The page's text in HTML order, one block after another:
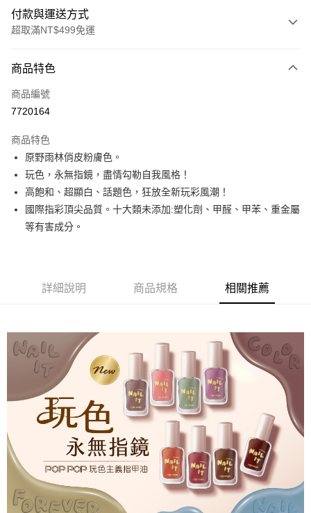
付款與運送方式
超取滿NT$499免運
信用卡一次付款
超商取貨付款
Apple Pay
街口支付
悠遊付
每筆NT$80，滿NT$499(含以上)免運費
因應疫情升溫，目前暫停使用7-11取貨付款配送，請使用全家
每筆NT$9,999
黑貓宅急便
每筆NT$100，滿NT$699(含以上)免運費
商品特色
商品編號
7720164
商品特色
原野雨林俏皮粉膚色。
玩色，永無指鏡，盡情勾勒自我風格！
高飽和、超顯白、話題色，狂放全新玩彩風潮！
國際指彩頂尖品質。十大類未添加:塑化劑、甲醛、甲苯、重金屬
等有害成分。
詳細說明 商品規格 相關推薦